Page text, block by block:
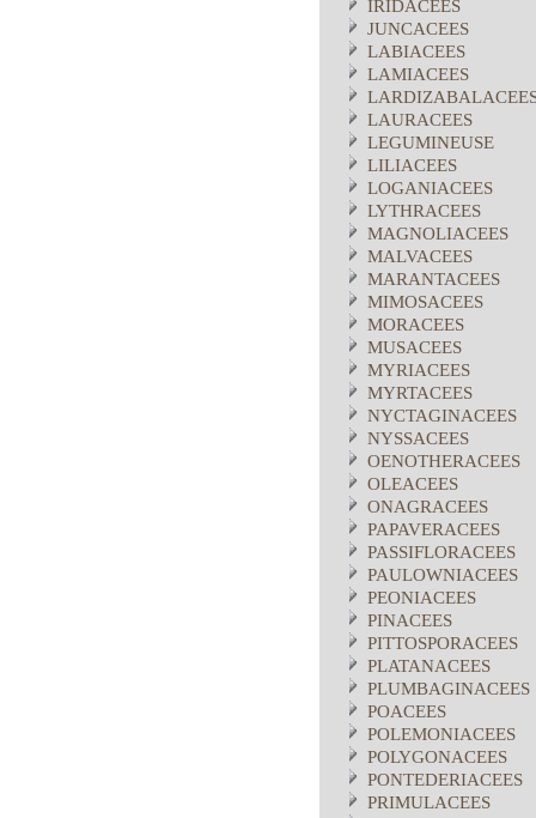
IRIDACEES
JUNCACEES
LABIACEES
LAMIACEES
LAURACEES
LEGUMINEUSE
LILIACEES
LOGANIACEES
LYTHRACEES
MAGNOLIACEES
MALVACEES
MARANTACEES
MIMOSACEES
MORACEES
MUSACEES
MYRIACEES
MYRTACEES
NYCTAGINACEES
NYSSACEES
OENOTHERACEES
OLEACEES
ONAGRACEES
PAPAVERACEES
PASSIFLORACEES
PAULOWNIACEES
PEONIACEES
PINACEES
PITTOSPORACEES
PLATANACEES
PLUMBAGINACEES
POACEES
POLEMONIACEES
POLYGONACEES
PONTEDERIACEES
PRIMULACEES